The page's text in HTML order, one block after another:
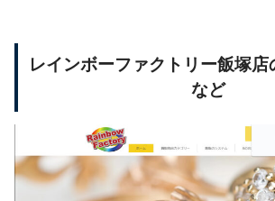
レインボーファクトリー飯塚店
など